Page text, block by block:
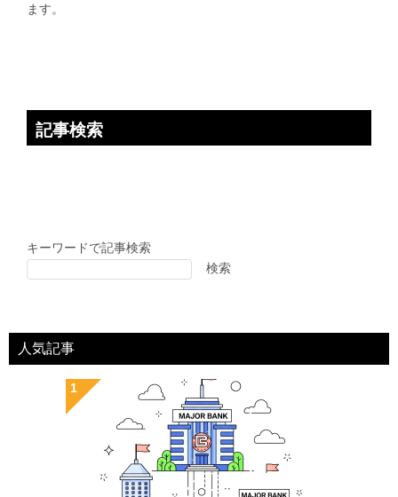
ます。
記事検索
キーワードで記事検索
検索
人気記事